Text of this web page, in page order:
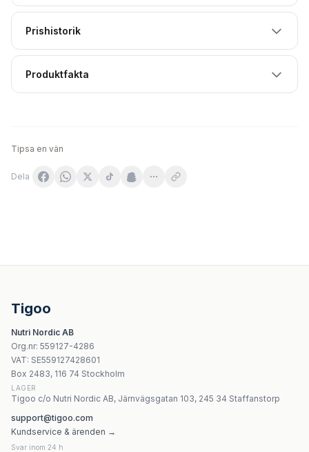
Prishistorik
Produktfakta
Tipsa en vän
Dela
OstroVit Vitamin B1 Thiamine 100 mg – 60 vegetabiliska
Natures Aid - Vitamin C Gummies - 100 tuggtabletter
Natures Aid Chromium Picolinate 200mcg - 90 tabletter
Natures Aid - Vitamin D3 Daily Oral Spray 25mcg
Tigoo
Nutri Nordic AB
Org.nr: 559127-4286
VAT: SE559127428601
Box 2483, 116 74 Stockholm
LAGER
Tigoo c/o Nutri Nordic AB, Järnvägsgatan 103, 245 34 Staffanstorp
support@tigoo.com
Kundservice & ärenden →
Svar inom 24 h